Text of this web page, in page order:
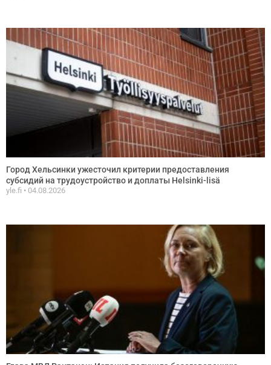
Город Хельсинки ужесточил критерии предоставления
субсидий на трудоустройство и доплаты Helsinki-lisä
yle.fi 04.08.2026